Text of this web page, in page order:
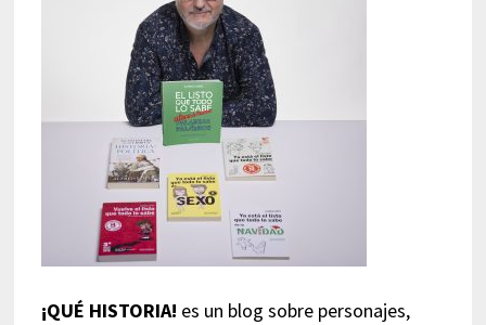
¡QUÉ HISTORIA! es un blog sobre personajes,